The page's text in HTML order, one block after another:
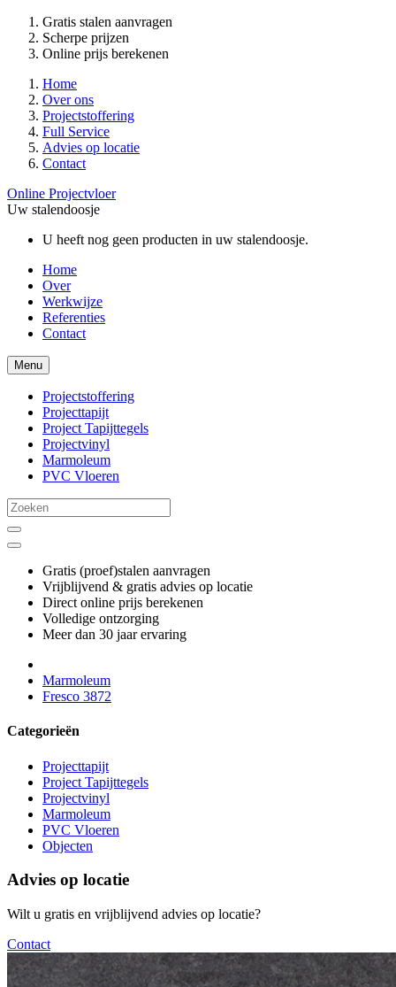
Gratis stalen aanvragen
Scherpe prijzen
Online prijs berekenen
Home
Over ons
Projectstoffering
Full Service
Advies op locatie
Contact
Online Projectvloer
Uw stalendoosje
U heeft nog geen producten in uw stalendoosje.
Home
Over
Werkwijze
Referenties
Contact
Menu
Projectstoffering
Projecttapijt
Project Tapijttegels
Projectvinyl
Marmoleum
PVC Vloeren
Gratis (proef)stalen aanvragen
Vrijblijvend & gratis advies op locatie
Direct online prijs berekenen
Volledige ontzorging
Meer dan 30 jaar ervaring
Marmoleum
Fresco 3872
Categorieën
Projecttapijt
Project Tapijttegels
Projectvinyl
Marmoleum
PVC Vloeren
Objecten
Advies op locatie
Wilt u gratis en vrijblijvend advies op locatie?
Contact